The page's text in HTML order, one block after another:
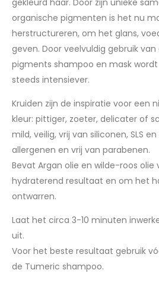
organische pigmenten is het nu
herstructureren, om het glans,
geven. Door veelvuldig gebruik
pigments shampoo en mask
steeds intensiever.
Kruiden zijn de inspiratie voor een
kleur: pittiger, zoeter, delicater of
mild, veilig, vrij van siliconen, SLS en
allergenen en vrij van parabenen.
Bevat Argan olie en wilde-roos
hydraterend resultaat en om het
ontwarren.
Laat het circa 3-10 minuten
uit.
Voor het beste resultaat gebruik
de Tumeric shampoo.